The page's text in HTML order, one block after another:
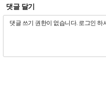
댓글 달기